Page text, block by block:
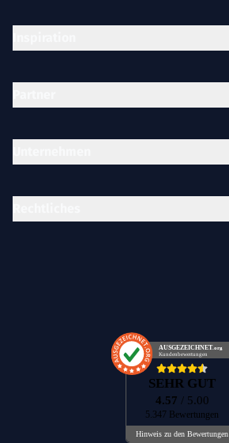
AUSGEZEICHNET .org
Kundenbewertungen
SEHR GUT
4.57 / 5.00
5.347 Bewertungen
Hinweis zu den Bewertungen